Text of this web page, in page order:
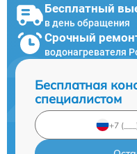
Бесплатный
в день обращения
Срочный
водонагревателя
Бесплатная
специалистом